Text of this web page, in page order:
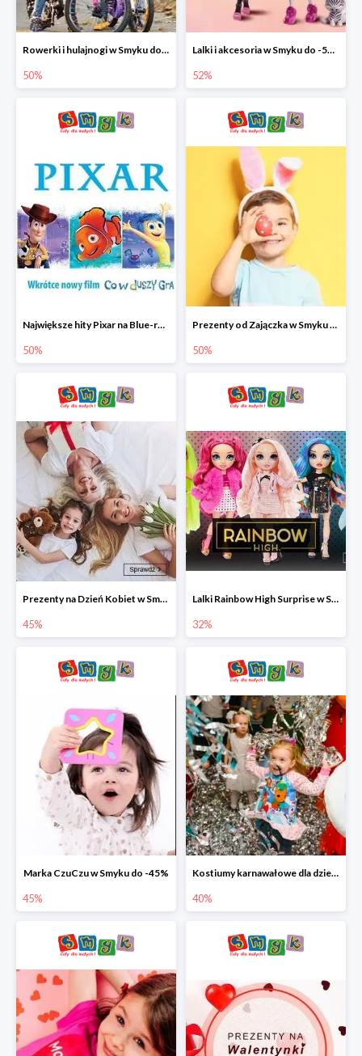
Rowerki i hulajnogi w Smyku do -50%
50%
Lalki i akcesoria w Smyku do -52%
52%
Największe hity Pixar na Blue-rey i DVD w Smyku - drugi film -50%
50%
Prezenty od Zajączka w Smyku do -50%
50%
Prezenty na Dzień Kobiet w Smyku do -45%
45%
Lalki Rainbow High Surprise w Smyku do -35%
32%
Marka CzuCzu w Smyku do -45%
45%
Kostiumy karnawałowe dla dzieci w Smyku do -40%
40%